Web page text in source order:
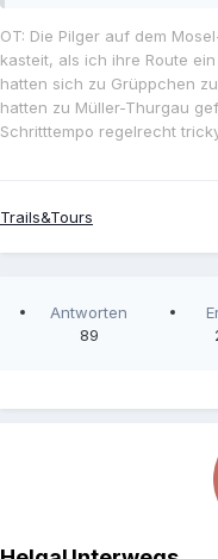
OT: Die Pilger auf dem
kasteit, als ich ihre Route
hatten sich zu Grüppchen
hatten zu Müller-Thurgau
Schritttempo regelrecht
Trails&Tours
Antworten
89